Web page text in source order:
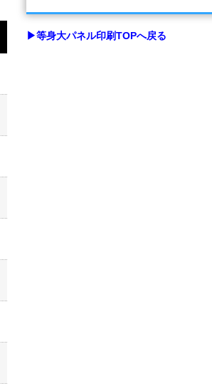
▶等身大パネル印刷TOPへ戻る